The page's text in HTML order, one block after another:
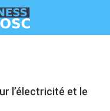
l’électricité et le